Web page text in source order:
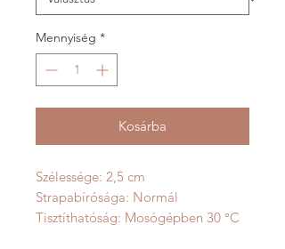
Mennyiség *
Kosárba
Szélessége: 2,5 cm
Strapabírósága: Normál
Tisztíthatóság: Mosógépben 30 °C